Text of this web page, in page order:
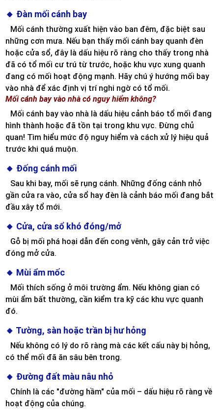
🔸 Đàn mối cánh bay
Mối cánh thường xuất hiện vào ban đêm, đặc biệt sau
những cơn mưa. Nếu bạn thấy mối cánh bay quanh đèn
hoặc cửa sổ, đây là dấu hiệu rõ ràng cho thấy trong nhà
đã có tổ mối cư trú từ trước, hoặc khu vực xung quanh
đang có mối hoạt động mạnh. Hãy chú ý hướng mối bay
vào nhà để xác định vị trí nghi ngờ có tổ mối.
Mối cánh bay vào nhà có nguy hiểm không?
Mối cánh bay vào nhà là dấu hiệu cảnh báo tổ mối đang
hình thành hoặc đã tồn tại trong khu vực. Đừng chủ
quan! Tìm hiểu mức độ nguy hiểm và cách xử lý hiệu quả
trước khi quá muộn.
🔸 Đống cánh mối
Sau khi bay, mối sẽ rụng cánh. Những đống cánh nhỏ
gần cửa ra vào, cửa sổ hay đèn là cảnh báo mối đang bắt
đầu xây tổ mới.
🔸 Cửa, cửa sổ khó đóng/mở
Gỗ bị mối phá hoại dẫn đến cong vênh, gây cản trở việc
đóng mở cửa.
🔸 Mùi ẩm mốc
Mối thích sống ở môi trường ẩm. Nếu không gian có
mùi ẩm bất thường, cần kiểm tra kỹ các khu vực quanh
đó.
🔸 Tường, sàn hoặc trần bị hư hỏng
Nếu không có lý do rõ ràng mà các kết cấu này bị hỏng,
có thể mối đã ăn sâu bên trong.
🔸 Đường đất màu nâu nhỏ
Chính là các "đường hầm" của mối – dấu hiệu rõ ràng về
hoạt động của chúng.